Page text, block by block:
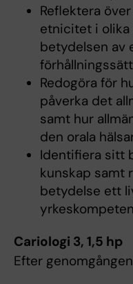
Reflektera
etnicitet i
betydelsen av
Redogöra för
påverka det
samt hur
den orala
Identifiera sitt
kunskap samt
betydelse ett
Cariologi 3, 1,5 hp
Efter